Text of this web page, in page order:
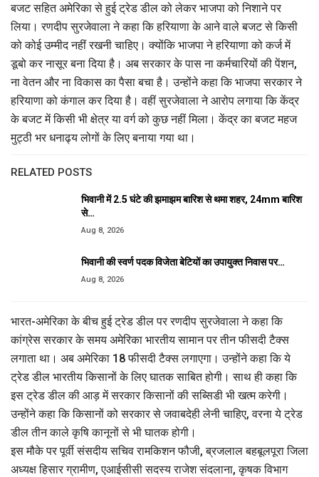
बजट सहित अमेरिका से हुई ट्रेड डील को लेकर भाजपा को निशाने पर
लिया। रणदीप सुरजेवाला ने कहा कि हरियाणा के आने वाले बजट से किसी
को कोई उम्मीद नहीं रखनी चाहिए। क्योंकि भाजपा ने हरियाणा को कर्ज में
डूबो कर नासूर बना दिया है। अब सरकार के पास ना कर्मचारियों की पेंशन,
ना वेतन और ना विकास का पैसा बचा है। उन्होंने कहा कि भाजपा सरकार ने
हरियाणा को कंगाल कर दिया है। वहीं सुरजेवाला ने आरोप लगाया कि केंद्र
के बजट में किसी भी क्षेत्र या वर्ग को कुछ नहीं मिला। केंद्र का बजट महज
मुट्ठी भर धनाढ्य लोगों के लिए बनाया गया था।
RELATED POSTS
भिवानी में 2.5 घंटे की झमाझम बारिश से थमा शहर, 24mm बारिश
से…
Aug 8, 2026
भिवानी की स्वर्ण पदक विजेता बेटियों का उपायुक्त निवास पर…
Aug 8, 2026
भारत-अमेरिका के बीच हुई ट्रेड डील पर रणदीप सुरजेवाला ने कहा कि
कांग्रेस सरकार के समय अमेरिका भारतीय सामान पर तीन फीसदी टैक्स
लगाता था। अब अमेरिका 18 फीसदी टैक्स लगाएगा। उन्होंने कहा कि ये
ट्रेड डील भारतीय किसानों के लिए घातक साबित होगी। साथ ही कहा कि
इस ट्रेड डील की आड़ में सरकार किसानों की सब्सिडी भी खत्म करेगी।
उन्होंने कहा कि किसानों को सरकार से जवाबदेही लेनी चाहिए, वरना ये ट्रेड
डील तीन काले कृषि कानूनों से भी घातक होगी।
इस मौके पर पूर्वी संसदीय सचिव रामकिशन फौजी, ब्रजलाल बहबूलपूरा जिला
अध्यक्ष हिसार ग्रामीण, एआईसीसी सदस्य राजेश संदलाना, कृषक विभाग